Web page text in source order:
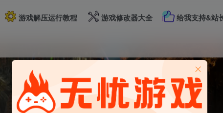
游戏解压运行教程 游戏修改器大全 给我支持&站